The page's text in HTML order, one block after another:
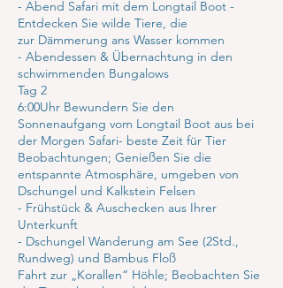
- Abend Safari mit dem Longtail Boot -
Entdecken Sie wilde Tiere, die
zur Dämmerung ans Wasser kommen
- Abendessen & Übernachtung in den
schwimmenden Bungalows
Tag 2
6:00Uhr Bewundern Sie den
Sonnenaufgang vom Longtail Boot aus bei
der Morgen Safari- beste Zeit für Tier
Beobachtungen; Genießen Sie die
entspannte Atmosphäre, umgeben von
Dschungel und Kalkstein Felsen
- Frühstück & Auschecken aus Ihrer
Unterkunft
- Dschungel Wanderung am See (2Std.,
Rundweg) und Bambus Floß
Fahrt zur „Korallen“ Höhle; Beobachten Sie